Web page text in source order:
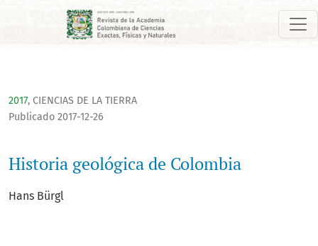
Historia geológica de Colombia
2017, CIENCIAS DE LA TIERRA
Historia geológica de Colombia
Publicado 2017-12-26
Hans Bürgl